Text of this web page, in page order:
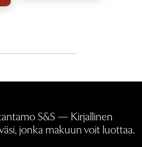
S&S — Kirjallinen
jonka makuun voit luottaa.